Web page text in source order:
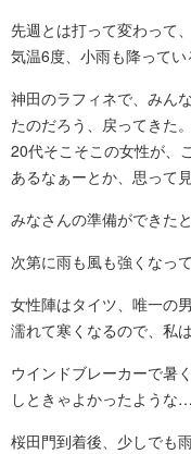
先週とは打って変わって、
気温6度、小雨も降ってい
神田のラフィネで、みん
たのだろう、戻ってきた。
20代そこそこの女性が、
あるなぁーとか、思って見
みなさんの準備ができた
次第に雨も風も強くなっ
女性陣はタイツ、唯一の
濡れて寒くなるので、私
ウインドブレーカーで暑
しときゃよかったような…
桜田門到着後、少しでも